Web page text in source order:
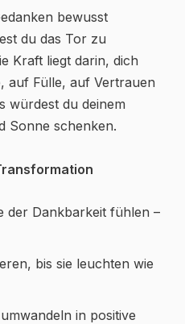
bewusst
du das Tor zu
Kraft liegt darin, dich
auf Fülle, auf Vertrauen
würdest du deinem
Sonne schenken.
der Dankbarkeit fühlen –
bis sie leuchten wie
in positive